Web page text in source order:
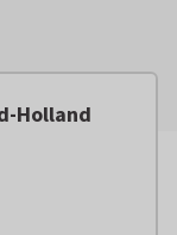
Holland